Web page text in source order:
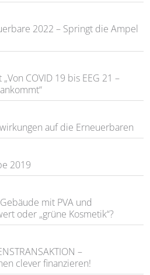
2022 – Springt die Ampel
COVID 19 bis EEG 21 –
auf die Erneuerbaren
2019
mit PVA und
oder „grüne Kosmetik“?
–
clever finanzieren!